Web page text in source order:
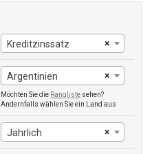
×
Kreditzinssatz
×
Argentinien
Möchten Sie die Rangliste sehen?
Andernfalls wählen Sie ein Land aus
×
Jährlich